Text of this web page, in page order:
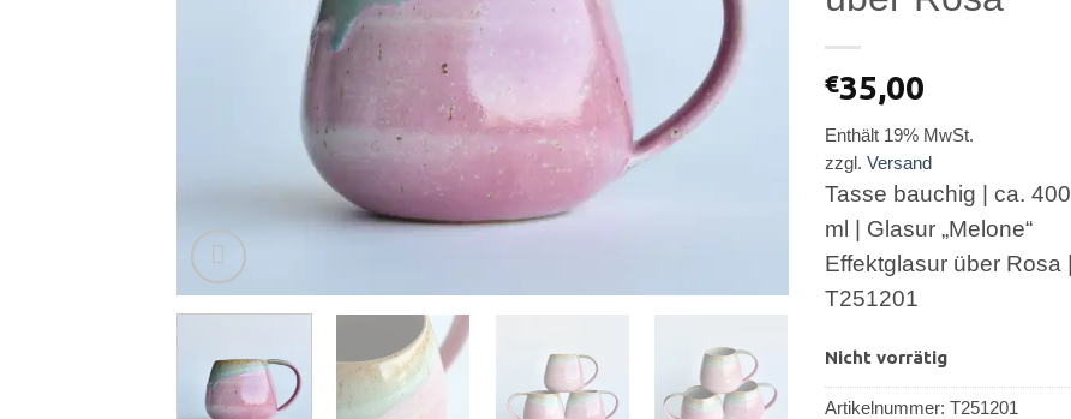
€35,00
Enthält 19% MwSt.
zzgl. Versand
Tasse bauchig | ca. 400
ml | Glasur „Melone“
Effektglasur über Rosa |
T251201
Nicht vorrätig
Artikelnummer: T251201